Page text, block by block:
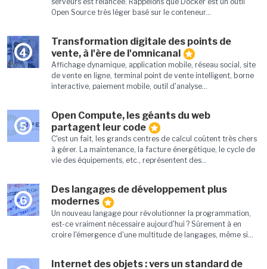
Open Source très léger basé sur le conteneur...
4
Transformation digitale des points de
vente, à l'ère de l'omnicanal
Affichage dynamique, application mobile, réseau social, site
de vente en ligne, terminal point de vente intelligent, borne
interactive, paiement mobile, outil d'analyse...
5
Open Compute, les géants du web
partagent leur code
C'est un fait, les grands centres de calcul coûtent très chers
à gérer. La maintenance, la facture énergétique, le cycle de
vie des équipements, etc., représentent des...
6
Des langages de développement plus
modernes
Un nouveau langage pour révolutionner la programmation,
est-ce vraiment nécessaire aujourd'hui ? Sûrement à en
croire l'émergence d'une multitude de langages, même si...
Internet des objets : vers un standard de